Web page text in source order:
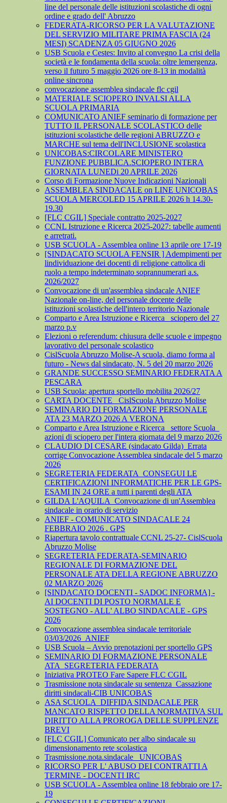
line del personale delle istituzioni scolastiche di ogni
ordine e grado dell' Abruzzo
FEDERATA-RICORSO PER LA VALUTAZIONE
DEL SERVIZIO MILITARE PRIMA FASCIA (24
MESI) SCADENZA 05 GIUGNO 2026
USB Scuola e Cestes: Invito al convegno La crisi della
società e le fondamenta della scuola: oltre lemergenza,
verso il futuro 5 maggio 2026 ore 8-13 in modalità
online sincrona
convocazione assemblea sindacale flc cgil
MATERIALE SCIOPERO INVALSI ALLA
SCUOLA PRIMARIA
COMUNICATO ANIEF seminario di formazione per
TUTTO IL PERSONALE SCOLASTICO delle
istituzioni scolastiche delle regioni ABRUZZO e
MARCHE sul tema dell'INCLUSIONE scolastica
UNICOBAS:CIRCOLARE MINISTERO
FUNZIONE PUBBLICA.SCIOPERO INTERA
GIORNATA LUNEDi 20 APRILE 2026
Corso di Formazione Nuove Indicazioni Nazionali
ASSEMBLEA SINDACALE on LINE UNICOBAS
SCUOLA MERCOLED 15 APRILE 2026 h 14.30-
19.30
[FLC CGIL] Speciale contratto 2025-2027
CCNL Istruzione e Ricerca 2025-2027: tabelle aumenti
e arretrati.
USB SCUOLA - Assemblea online 13 aprile ore 17-19
[SINDACATO SCUOLA FENSIR ] Adempimenti per
lindividuazione dei docenti di religione cattolica di
ruolo a tempo indeterminato soprannumerari a.s.
2026/2027
Convocazione di un'assemblea sindacale ANIEF
Nazionale on-line, del personale docente delle
istituzioni scolastiche dell'intero territorio Nazionale
Comparto e Area Istruzione e Ricerca_ sciopero del 27
marzo p.v
Elezioni o referendum: chiusura delle scuole e impegno
lavorativo del personale scolastico
CislScuola Abruzzo Molise-A scuola, diamo forma al
futuro - News dal sindacato, N. 5 del 20 marzo 2026
GRANDE SUCCESSO SEMINARIO FEDERATA A
PESCARA
USB Scuola: apertura sportello mobilita 2026/27
CARTA DOCENTE_ CislScuola Abruzzo Molise
SEMINARIO DI FORMAZIONE PERSONALE
ATA 23 MARZO 2026 A VERONA
Comparto e Area Istruzione e Ricerca_ settore Scuola_
azioni di sciopero per l'intera giornata del 9 marzo 2026
CLAUDIO DI CESARE (sindacato Gilda)_Errata
corrige Convocazione Assemblea sindacale del 5 marzo
2026
SEGRETERIA FEDERATA_CONSEGUI LE
CERTIFICAZIONI INFORMATICHE PER LE GPS-
ESAMI IN 24 ORE a tutti i parenti degli ATA
GILDA L'AQUILA_Convocazione di un'Assemblea
sindacale in orario di servizio
ANIEF - COMUNICATO SINDACALE 24
FEBBRAIO 2026 . GPS
Riapertura tavolo contrattuale CCNL 25-27- CislScuola
Abruzzo Molise
SEGRETERIA FEDERATA-SEMINARIO
REGIONALE DI FORMAZIONE DEL
PERSONALE ATA DELLA REGIONE ABRUZZO
02 MARZO 2026
[SINDACATO DOCENTI - SADOC INFORMA] -
AI DOCENTI DI POSTO NORMALE E
SOSTEGNO - ALL' ALBO SINDACALE - GPS
2026
Convocazione assemblea sindacale territoriale
03/03/2026_ANIEF
USB Scuola – Avvio prenotazioni per sportello GPS
SEMINARIO DI FORMAZIONE PERSONALE
ATA_SEGRETERIA FEDERATA
Iniziativa PROTEO Fare Sapere FLC CGIL
Trasmissione nota sindacale su sentenza_Cassazione
diritti sindacali-CIB UNICOBAS
ASA SCUOLA_DIFFIDA SINDACALE PER
MANCATO RISPETTO DELLA NORMATIVA SUL
DIRITTO ALLA PROROGA DELLE SUPPLENZE
BREVI
[FLC CGIL] Comunicato per albo sindacale su
dimensionamento rete scolastica
Trasmissione.nota.sindacale _UNICOBAS
RICORSO PER L' ABUSO DEI CONTRATTI A
TERMINE - DOCENTI IRC
USB SCUOLA - Assemblea online 18 febbraio ore 17-
19